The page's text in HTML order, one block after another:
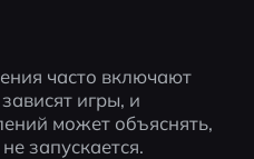
часто включают
игры, и
может объяснять,
запускается.